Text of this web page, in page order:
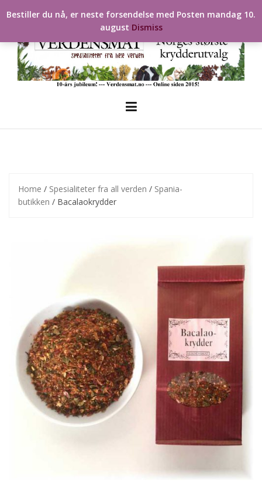
to
Home / Spesialiteter fra all verden / Spania-
butikken / Bacalaokrydder
Bestiller du nå, er neste forsendelse med Posten mandag 10.
august Dismiss